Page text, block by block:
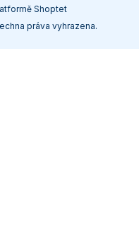
Shoptet
práva vyhrazena.